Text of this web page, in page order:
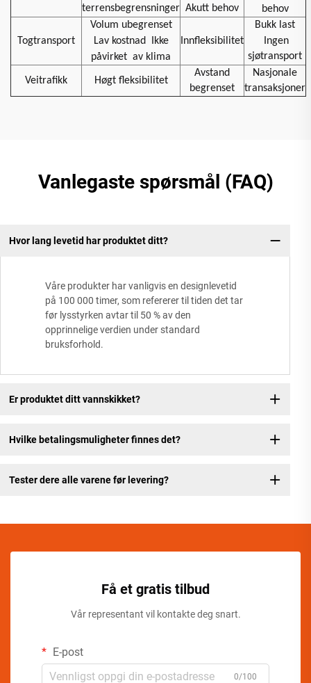
terrensbegrensninger Akutt behov
behov
Togtransport
Volum ubegrenset
Lav kostnad
Ikke
påvirket av klima
Innfleksibilitet
Bukk last
Ingen
sjøtransport
Veitrafikk Høgt fleksibilitet
Avstand
begrenset
Nasjonale
transaksjoner
Vanlegaste spørsmål (FAQ)
Hvor lang levetid har produktet ditt?
Våre produkter har vanligvis en designlevetid
på 100 000 timer, som refererer til tiden det tar
før lysstyrken avtar til 50 % av den
opprinnelige verdien under standard
bruksforhold.
Er produktet ditt vannskikket?
Hvilke betalingsmuligheter finnes det?
Tester dere alle varene før levering?
Få et gratis tilbud
Vår representant vil kontakte deg snart.
E-post
0/100